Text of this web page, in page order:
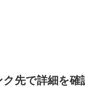
ルハンター 激安情報まと
ク先で詳細を確